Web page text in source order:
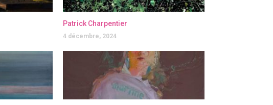
Patrick Charpentier
4 décembre, 2024